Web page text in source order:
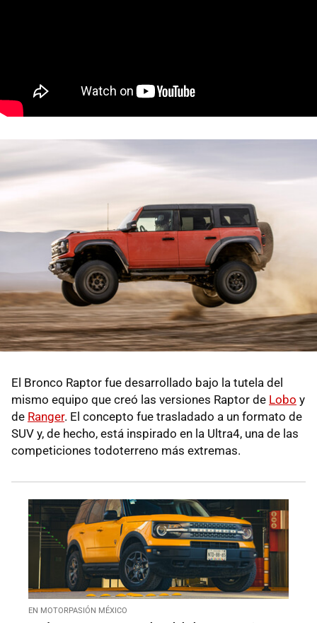
El Bronco Raptor fue desarrollado bajo la tutela del
mismo equipo que creó las versiones Raptor de Lobo y
de Ranger. El concepto fue trasladado a un formato de
SUV y, de hecho, está inspirado en la Ultra4, una de las
competiciones todoterreno más extremas.
EN MOTORPASIÓN MÉXICO